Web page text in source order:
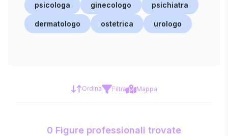
psicologa ginecologo psichiatra
dermatologo ostetrica urologo
Ordina Filtra Mappa
0 Figure professionali trovate